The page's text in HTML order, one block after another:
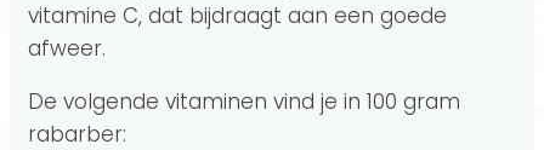
vitamine C, dat bijdraagt aan een goede
afweer.
De volgende vitaminen vind je in 100 gram
rabarber: